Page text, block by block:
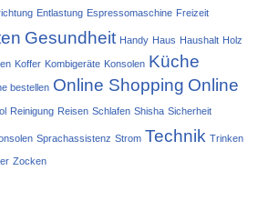
Entlastung Espressomaschine Freizeit
Gesundheit Handy Haus Haushalt Holz
Koffer Kombigeräte Konsolen Küche
bestellen Online Shopping Online
Reinigung Reisen Schlafen Shisha Sicherheit
Sprachassistenz Strom Technik Trinken
Zocken